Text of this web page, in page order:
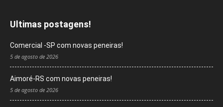
Ultimas postagens!
Comercial -SP com novas peneiras!
5 de agosto de 2026
Aimoré-RS com novas peneiras!
5 de agosto de 2026